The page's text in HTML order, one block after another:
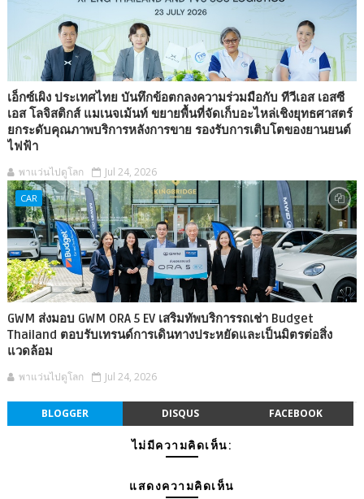
เอ็กซ์เผิง ประเทศไทย บันทึกข้อตกลงความร่วมมือกับ ทีวีเอส เอสซี
เอส โลจิสติกส์ แมเนจเม้นท์ ขยายพื้นที่จัดเก็บอะไหล่เชิงยุทธศาสตร์
ยกระดับคุณภาพบริการหลังการขาย รองรับการเติบโตของยานยนต์
ไฟฟ้า
พาแว่นไปดูโลก Jul 24, 2026
CAR
GWM ส่งมอบ GWM ORA 5 EV เสริมทัพบริการรถเช่า Budget
Thailand ตอบรับเทรนด์การเดินทางประหยัดและเป็นมิตรต่อสิ่ง
แวดล้อม
พาแว่นไปดูโลก Jul 24, 2026
BLOGGER DISQUS FACEBOOK
ไม่มีความคิดเห็น:
แสดงความคิดเห็น